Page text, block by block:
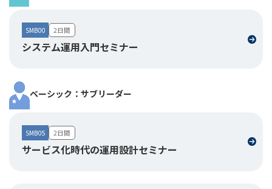
SMB00
システム運用入門セミナー
2日間
ベーシック：サブリーダー
SMB05
サービス化時代の運用設計セミナー
2日間